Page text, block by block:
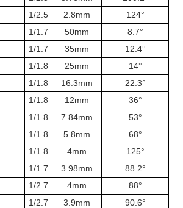
1/2.5 2.8mm
124°
1/1.7 50mm
8.7°
1/1.7 35mm
12.4°
1/1.8 25mm
14°
1/1.8 16.3mm
22.3°
1/1.8 12mm
36°
1/1.8 7.84mm
53°
1/1.8 5.8mm
68°
1/1.8 4mm
125°
1/1.7 3.98mm
88.2°
1/2.7 4mm
88°
1/2.7 3.9mm
90.6°